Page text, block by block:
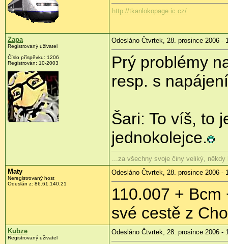
http://tkanlokopage.ic.cz/
Zapa
Registrovaný uživatel
Číslo příspěvku: 1206
Registrován: 10-2003
Odesláno Čtvrtek, 28. prosince 2006 -
Prý problémy
resp. s
Šari: To víš, to
jednokolejce.
...za všechny svoje činy veliký, někdy
Maty
Neregistrovaný host
Odeslán z: 86.61.140.21
Odesláno Čtvrtek, 28. prosince 2006 -
110.007 +
své cestě z
Kubze
Registrovaný uživatel
Odesláno Čtvrtek, 28. prosince 2006 -